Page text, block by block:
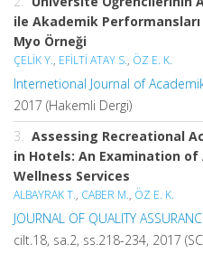
ile Akademik
Myo Örneği
ÇELİK Y., EFİLTİ ATAY S., ÖZ E. K.
Internetional Journal of
2017 (Hakemli Dergi)
3. Assessing Recreational
in Hotels: An Examination
Wellness Services
ALBAYRAK T., CABER M., ÖZ E. K.
JOURNAL OF QUALITY
cilt.18, sa.2, ss.218-234, 2017